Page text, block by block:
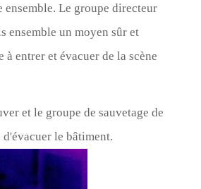
ensemble. Le groupe directeur
ensemble un moyen sûr et
entrer et évacuer de la scène
et le groupe de sauvetage de
le bâtiment.